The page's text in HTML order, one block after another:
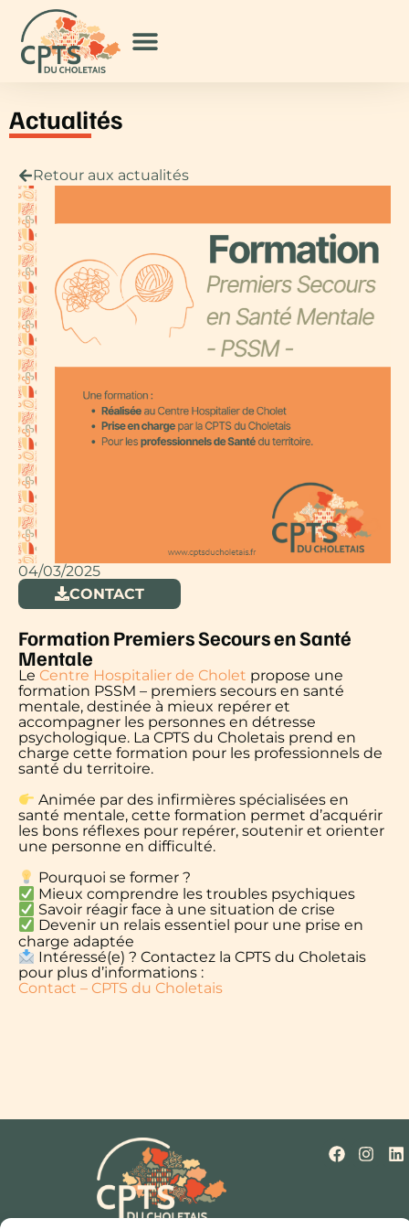
Actualités
Retour aux actualités
04/03/2025
CONTACT
Formation Premiers Secours en Santé
Mentale
Le Centre Hospitalier de Cholet propose une
formation PSSM – premiers secours en santé
mentale, destinée à mieux repérer et
accompagner les personnes en détresse
psychologique. La CPTS du Choletais prend en
charge cette formation pour les professionnels de
santé du territoire.
Animée par des infirmières spécialisées en
santé mentale, cette formation permet d’acquérir
les bons réflexes pour repérer, soutenir et orienter
une personne en difficulté.
Pourquoi se former ?
Mieux comprendre les troubles psychiques
Savoir réagir face à une situation de crise
Devenir un relais essentiel pour une prise en
charge adaptée
Intéressé(e) ? Contactez la CPTS du Choletais
pour plus d’informations :
Contact – CPTS du Choletais